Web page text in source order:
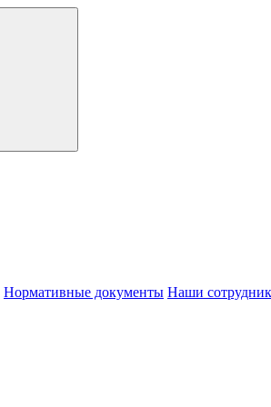
Нормативные документы Наши